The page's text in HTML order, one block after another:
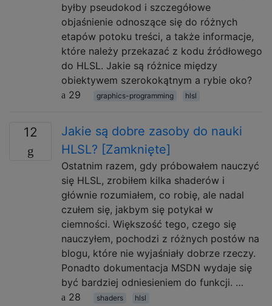
byłby pseudokod i szczegółowe
objaśnienie odnoszące się do różnych
etapów potoku treści, a także informacje,
które należy przekazać z kodu źródłowego
do HLSL. Jakie są różnice między
obiektywem szerokokątnym a rybie oko?
29
graphics-programming hlsl
12
Jakie są dobre zasoby do nauki
HLSL? [Zamknięte]
Ostatnim razem, gdy próbowałem nauczyć
się HLSL, zrobiłem kilka shaderów i
głównie rozumiałem, co robię, ale nadal
czułem się, jakbym się potykał w
ciemności. Większość tego, czego się
nauczyłem, pochodzi z różnych postów na
blogu, które nie wyjaśniały dobrze rzeczy.
Ponadto dokumentacja MSDN wydaje się
być bardziej odniesieniem do funkcji. …
28
shaders hlsl